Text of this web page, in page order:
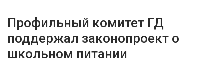
Профильный комитет ГД
поддержал законопроект о
школьном питании